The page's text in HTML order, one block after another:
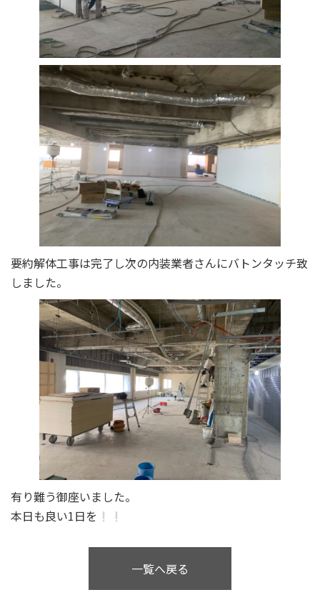
要約解体工事は完了し次の内装業者さんにバトンタッチ致
しました。
有り難う御座いました。
本日も良い1日を
一覧へ戻る